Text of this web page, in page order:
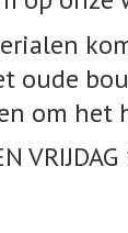
oude
om het